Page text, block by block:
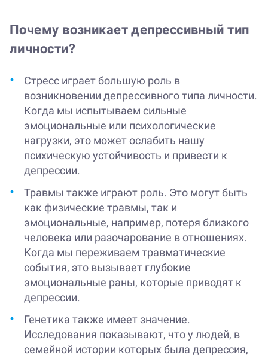
Почему возникает депрессивный тип
личности?
Стресс играет большую роль в
возникновении депрессивного типа личности.
Когда мы испытываем сильные
эмоциональные или психологические
нагрузки, это может ослабить нашу
психическую устойчивость и привести к
депрессии.
Травмы также играют роль. Это могут быть
как физические травмы, так и
эмоциональные, например, потеря близкого
человека или разочарование в отношениях.
Когда мы переживаем травматические
события, это вызывает глубокие
эмоциональные раны, которые приводят к
депрессии.
Генетика также имеет значение.
Исследования показывают, что у людей, в
семейной истории которых была депрессия,